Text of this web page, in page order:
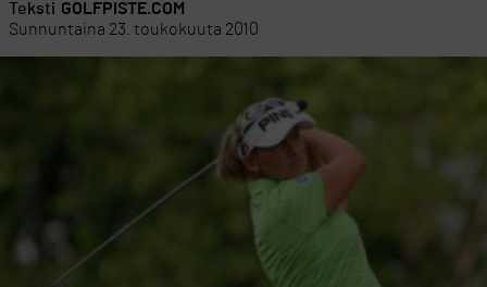
Teksti GOLFPISTE.COM
Sunnuntaina 23. toukokuuta 2010